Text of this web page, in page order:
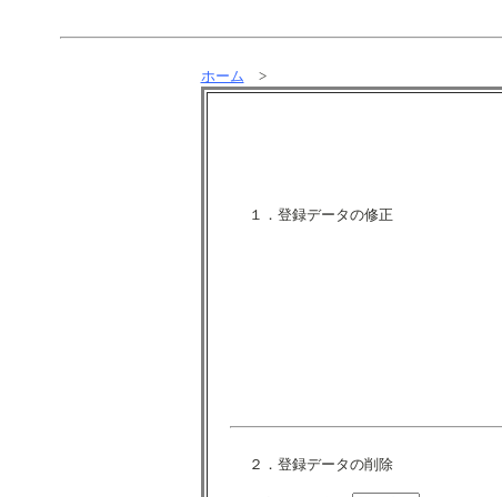
ホーム >
１．登録データの修正
２．登録データの削除